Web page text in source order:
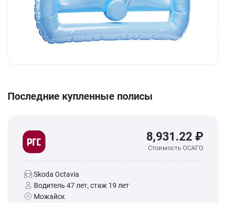
Последние купленные полисы
8,931.22 ₽
Стоимость ОСАГО
Skoda Octavia
Водитель 47 лет, стаж 19 лет
Можайск